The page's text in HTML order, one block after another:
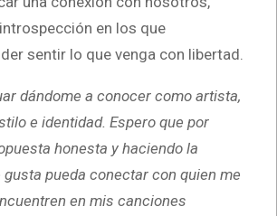
en los que
sentir lo que venga con libertad.
dándome a conocer como artista,
e identidad. Espero que por
honesta y haciendo la
pueda conectar con quien me
en mis canciones